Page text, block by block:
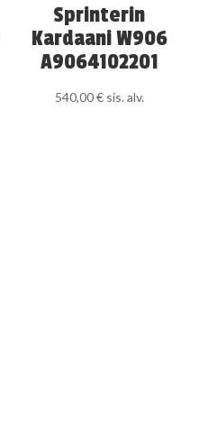
Sprinterin
Kardaani W906
A9064102201
540,00€ sis. alv.